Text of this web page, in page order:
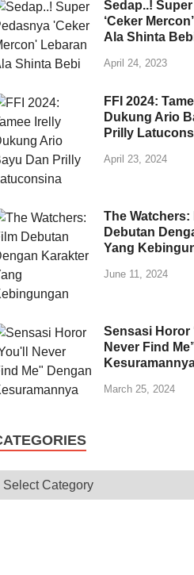
Sedap..!
‘Ceker
Ala Shinta
April 24, 2023
FFI 2024:
Dukung Ario
Prilly
April 23, 2024
The Watchers:
Debutan
Yang
June 11, 2024
Sensasi Horor
Never Find
March 25, 2024